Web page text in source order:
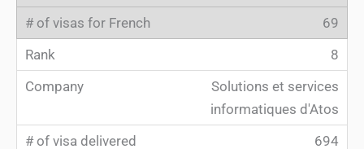
69
8
Solutions et services
informatiques d'Atos
694